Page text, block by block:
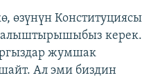
өзүнүн Конституциясы
керек.
жумшак
Ал эми биздин